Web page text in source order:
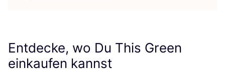
Entdecke, wo Du This Green
einkaufen kannst